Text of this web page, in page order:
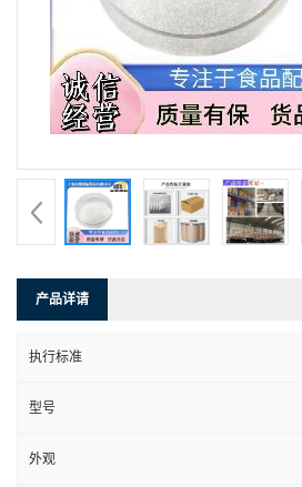
产品详请
执行标准
型号
外观